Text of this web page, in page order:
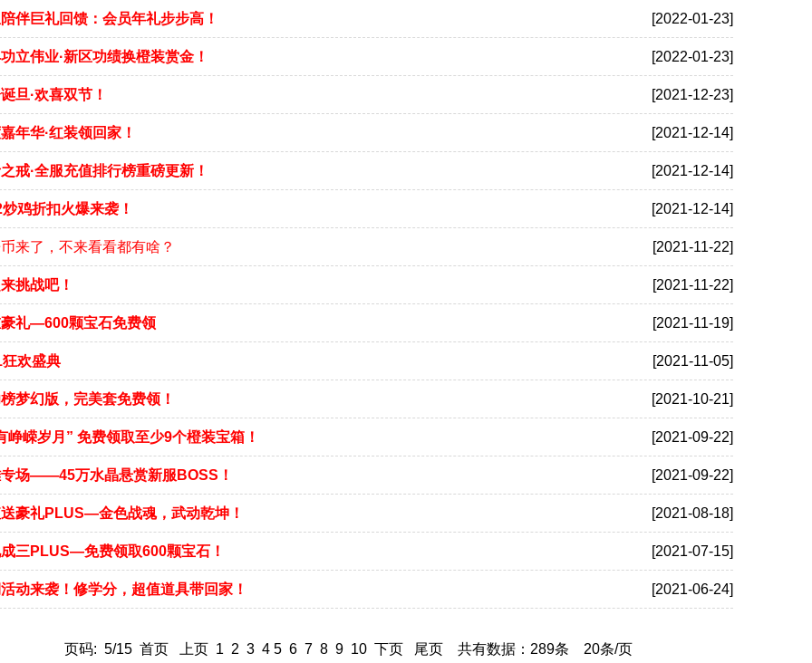
[2022-01-23]
伴巨礼回馈：会员年礼步步高！
[2022-01-23]
立伟业·新区功绩换橙装赏金！
[2021-12-23]
旦·欢喜双节！
[2021-12-14]
年华·红装领回家！
[2021-12-14]
戒·全服充值排行榜重磅更新！
[2021-12-14]
鸡折扣火爆来袭！
[2021-11-22]
来了，不来看看都有啥？
[2021-11-22]
挑战吧！
[2021-11-19]
礼—600颗宝石免费领
[2021-11-05]
欢盛典
[2021-10-21]
梦幻版，完美套免费领！
[2021-09-22]
峥嵘岁月” 免费领取至少9个橙装宝箱！
[2021-09-22]
场——45万水晶悬赏新服BOSS！
[2021-08-18]
豪礼PLUS—金色战魂，武动乾坤！
[2021-07-15]
三PLUS—免费领取600颗宝石！
[2021-06-24]
动来袭！修学分，超值道具带回家！
页码: 5/15 首页 上页 1 2 3 4 5 6 7 8 9 10 下页 尾页共有数据：289条 20条/页